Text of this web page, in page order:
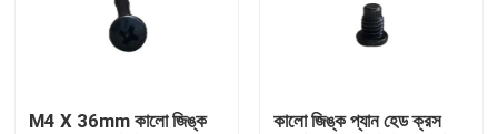
একটি উদ্ধৃতি অনুরোধ করুন
M4 X 36mm কালো জিঙ্ক
কালো জিঙ্ক প্যান হেড ক্রস